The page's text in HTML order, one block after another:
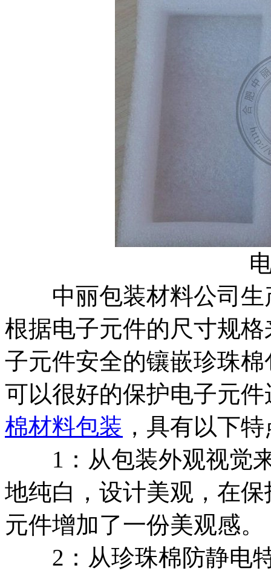
中丽包装材料公司生
根据电子元件的尺寸规
子元件安全的镶嵌珍珠
可以很好的保护电子元
棉材料包装 ，具有以下
1：从包装外观视觉来
地纯白，设计美观，在
元件增加了一份美观感。
2：从珍珠棉防静电特